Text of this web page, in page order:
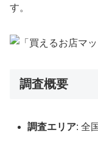
す。
調査概要
調査エリア: 全国